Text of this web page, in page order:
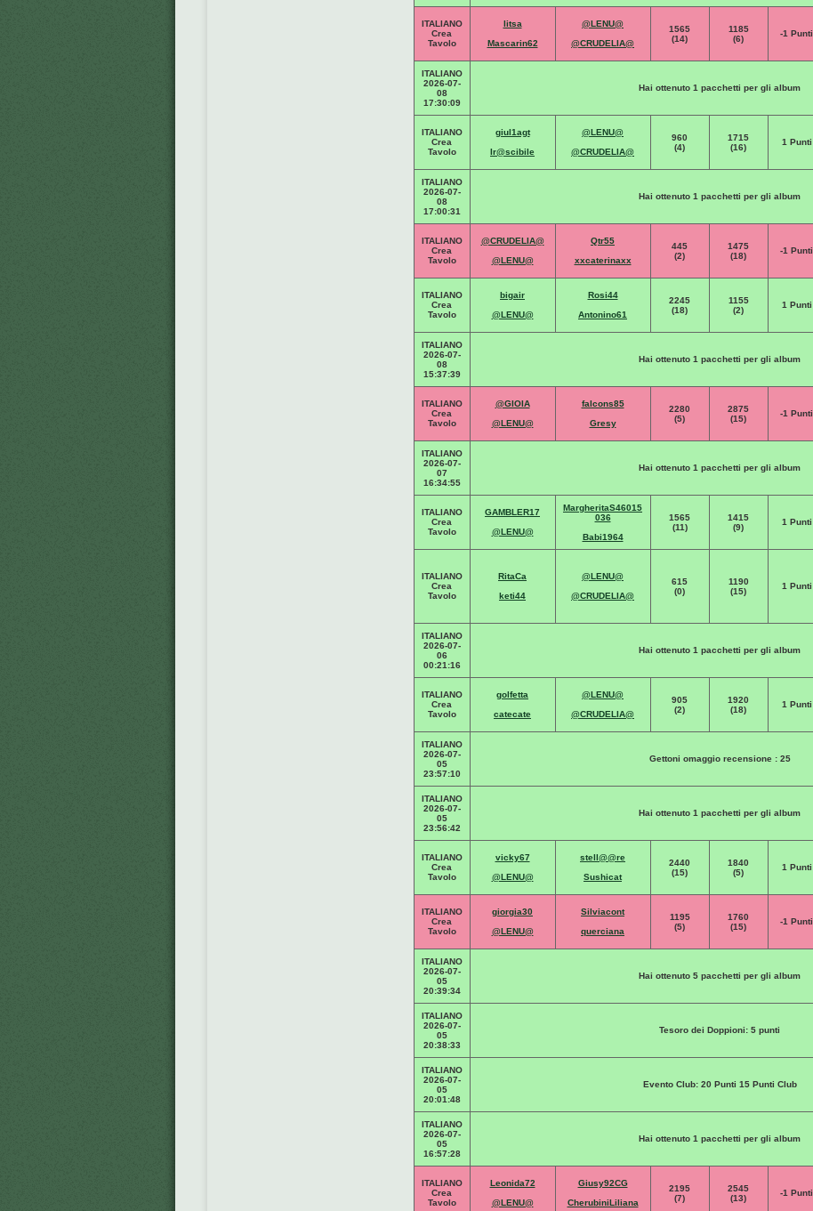
ITALIANO
Crea
Tavolo
litsa
Mascarin62
@LENU@
@CRUDELIA@
1565
(14)
1185
(6)
-1 Punti
ITALIANO
2026-07-
08
17:30:09
Hai ottenuto 1 pacchetti per gli album
ITALIANO
Crea
Tavolo
giul1agt
Ir@scibile
@LENU@
@CRUDELIA@
960
(4)
1715
(16)
1 Punti
ITALIANO
2026-07-
08
17:00:31
Hai ottenuto 1 pacchetti per gli album
ITALIANO
Crea
Tavolo
@CRUDELIA@
@LENU@
Qtr55
xxcaterinaxx
445
(2)
1475
(18)
-1 Punti
ITALIANO
Crea
Tavolo
bigair
@LENU@
Rosi44
Antonino61
2245
(18)
1155
(2)
1 Punti
ITALIANO
2026-07-
08
15:37:39
Hai ottenuto 1 pacchetti per gli album
ITALIANO
Crea
Tavolo
@GIOIA
@LENU@
falcons85
Gresy
2280
(5)
2875
(15)
-1 Punti
ITALIANO
2026-07-
07
16:34:55
Hai ottenuto 1 pacchetti per gli album
ITALIANO
Crea
Tavolo
GAMBLER17
@LENU@
MargheritaS46015
036
Babi1964
1565
(11)
1415
(9)
1 Punti
ITALIANO
Crea
Tavolo
RitaCa
keti44
@LENU@
@CRUDELIA@
615
(0)
1190
(15)
1 Punti
ITALIANO
2026-07-
06
00:21:16
Hai ottenuto 1 pacchetti per gli album
ITALIANO
Crea
Tavolo
golfetta
catecate
@LENU@
@CRUDELIA@
905
(2)
1920
(18)
1 Punti
ITALIANO
2026-07-
05
23:57:10
Gettoni omaggio recensione : 25
ITALIANO
2026-07-
05
23:56:42
Hai ottenuto 1 pacchetti per gli album
ITALIANO
Crea
Tavolo
vicky67
@LENU@
stell@@re
Sushicat
2440
(15)
1840
(5)
1 Punti
ITALIANO
Crea
Tavolo
giorgia30
@LENU@
Silviacont
querciana
1195
(5)
1760
(15)
-1 Punti
ITALIANO
2026-07-
05
20:39:34
Hai ottenuto 5 pacchetti per gli album
ITALIANO
2026-07-
05
20:38:33
Tesoro dei Doppioni: 5 punti
ITALIANO
2026-07-
05
20:01:48
Evento Club: 20 Punti 15 Punti Club
ITALIANO
2026-07-
05
16:57:28
Hai ottenuto 1 pacchetti per gli album
ITALIANO
Crea
Tavolo
Leonida72
@LENU@
Giusy92CG
CherubiniLiliana
2195
(7)
2545
(13)
-1 Punti